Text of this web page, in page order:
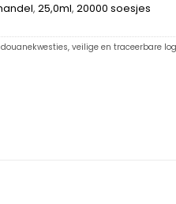
, 25,0ml, 20000 soesjes
veilige en traceerbare